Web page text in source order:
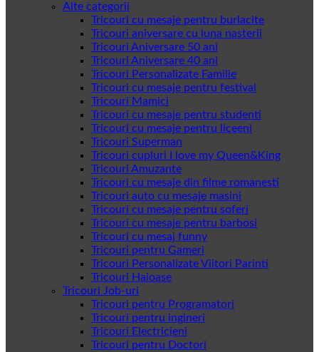
Alte categorii
Tricouri cu mesaje pentru burlacite
Tricouri aniversare cu luna nasterii
Tricouri Aniversare 50 ani
Tricouri Aniversare 40 ani
Tricouri Personalizate Familie
Tricouri cu mesaje pentru festival
Tricouri Mamici
Tricouri cu mesaje pentru studenti
Tricouri cu mesaje pentru liceeni
Tricouri Superman
Tricouri cupluri I love my Queen&King
Tricouri Amuzante
Tricouri cu mesaje din filme romanesti
Tricouri auto cu mesaje masini
Tricouri cu mesaje pentru soferi
Tricouri cu mesaje pentru barbosi
Tricouri cu mesaj funny
Tricouri pentru Gameri
Tricouri Personalizate Viitori Parinti
Tricouri Haioase
Tricouri Job-uri
Tricouri pentru Programatori
Tricouri pentru ingineri
Tricouri Electricieni
Tricouri pentru Doctori